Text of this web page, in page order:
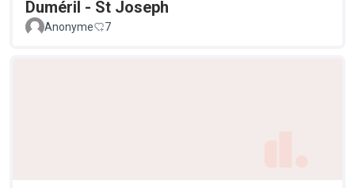
Duméril - St Joseph
Anonyme 7